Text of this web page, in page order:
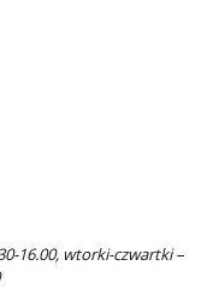
16.00, wtorki-czwartki –